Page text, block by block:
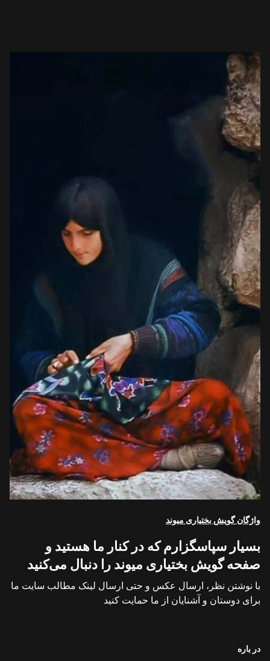
واژگان گویش بختیاری میوند
بسیار سپاسگزارم که در کنار ما هستید و
صفحه گویش بختیاری میوند را دنبال می‌کنید
با نوشتن نظر، ارسال عکس و حتی ارسال لینک مطالب سایت ما
برای دوستان و آشنایان از ما حمایت کنید
در باره